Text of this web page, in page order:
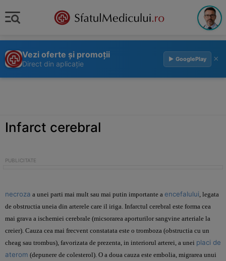
Vezi oferte și promoții
Direct din aplicație
▶ GooglePlay ×
Infarct cerebral
necroza a unei parti mai mult sau mai putin importante a encefalului, legata
de obstructia uneia din arterele care il iriga. Infarctul cerebral este forma cea
mai grava a ischemiei cerebrale (micsorarea aporturilor sangvine arteriale la
creier). Cauza cea mai frecvent constatata este o tromboza (obstructia cu un
cheag sau trombus), favorizata de prezenta, in interiorul arterei, a unei placi de
aterom (depunere de colesterol). O a doua cauza este embolia, migrarea unui